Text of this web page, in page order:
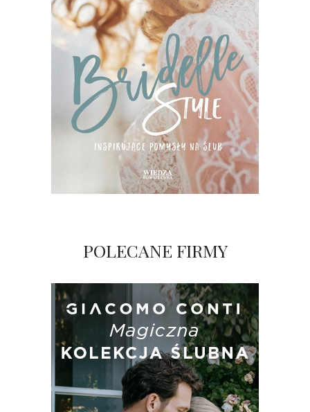
POLECANE FIRMY